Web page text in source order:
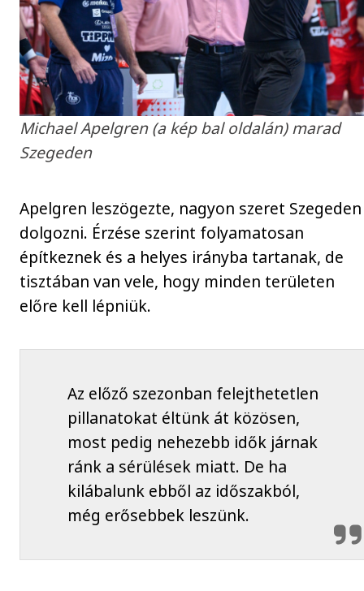
Michael Apelgren (a kép bal oldalán) marad
Szegeden
Apelgren leszögezte, nagyon szeret Szegeden
dolgozni. Érzése szerint folyamatosan
építkeznek és a helyes irányba tartanak, de
tisztában van vele, hogy minden területen
előre kell lépniük.
Az előző szezonban felejthetetlen
pillanatokat éltünk át közösen,
most pedig nehezebb idők járnak
ránk a sérülések miatt. De ha
kilábalunk ebből az időszakból,
még erősebbek leszünk.